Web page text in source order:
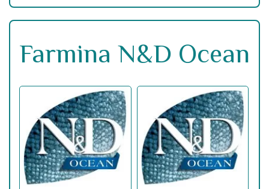
Farmina N&D Ocean